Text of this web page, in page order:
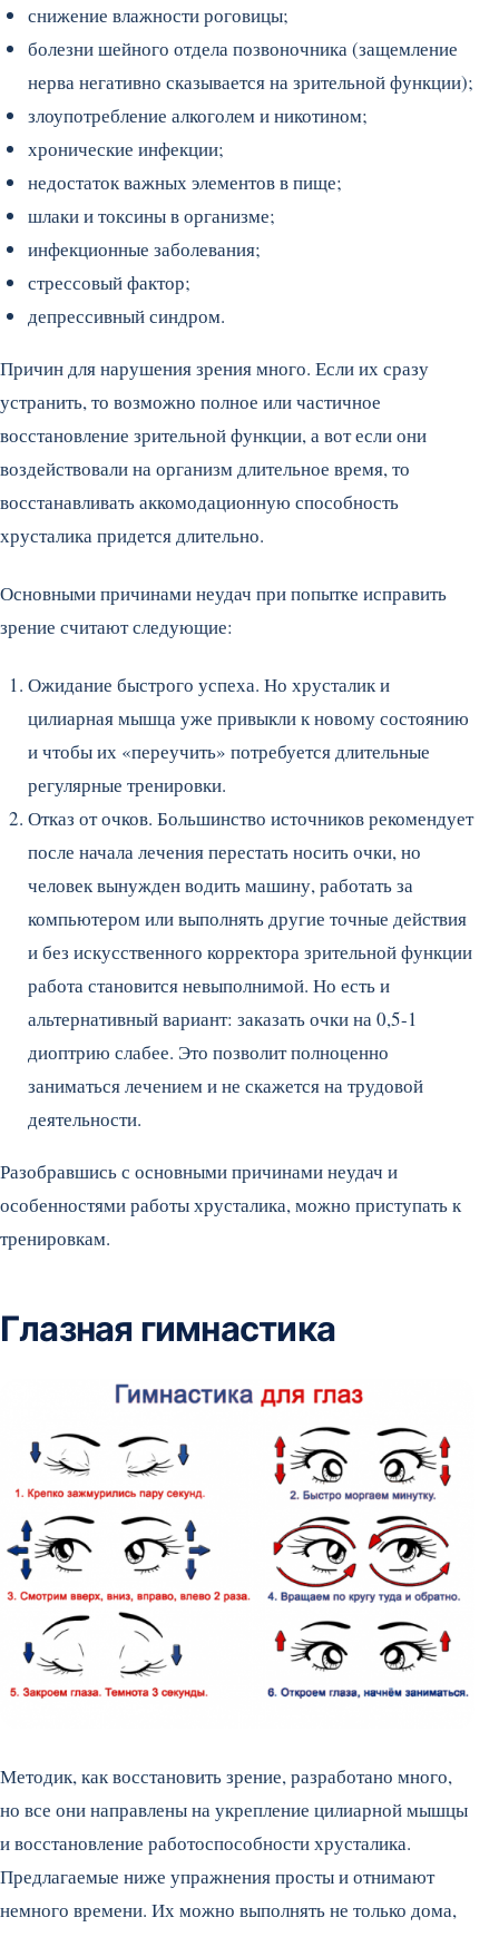
снижение влажности роговицы;
болезни шейного отдела позвоночника (защемление
нерва негативно сказывается на зрительной функции);
злоупотребление алкоголем и никотином;
хронические инфекции;
недостаток важных элементов в пище;
шлаки и токсины в организме;
инфекционные заболевания;
стрессовый фактор;
депрессивный синдром.
Причин для нарушения зрения много. Если их сразу
устранить, то возможно полное или частичное
восстановление зрительной функции, а вот если они
воздействовали на организм длительное время, то
восстанавливать аккомодационную способность
хрусталика придется длительно.
Основными причинами неудач при попытке исправить
зрение считают следующие:
Ожидание быстрого успеха. Но хрусталик и
цилиарная мышца уже привыкли к новому состоянию
и чтобы их «переучить» потребуется длительные
регулярные тренировки.
Отказ от очков. Большинство источников рекомендует
после начала лечения перестать носить очки, но
человек вынужден водить машину, работать за
компьютером или выполнять другие точные действия
и без искусственного корректора зрительной функции
работа становится невыполнимой. Но есть и
альтернативный вариант: заказать очки на 0,5-1
диоптрию слабее. Это позволит полноценно
заниматься лечением и не скажется на трудовой
деятельности.
Разобравшись с основными причинами неудач и
особенностями работы хрусталика, можно приступать к
тренировкам.
Глазная гимнастика
Методик, как восстановить зрение, разработано много,
но все они направлены на укрепление цилиарной мышцы
и восстановление работоспособности хрусталика.
Предлагаемые ниже упражнения просты и отнимают
немного времени. Их можно выполнять не только дома,